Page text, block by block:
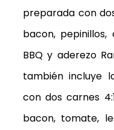
preparada con
bacon,
BBQ y aderezo
también incluye
con dos carnes
bacon, tomate,